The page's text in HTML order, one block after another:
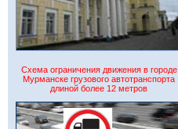
Схема ограничения движения в городе
Мурманске грузового автотранспорта
длиной более 12 метров